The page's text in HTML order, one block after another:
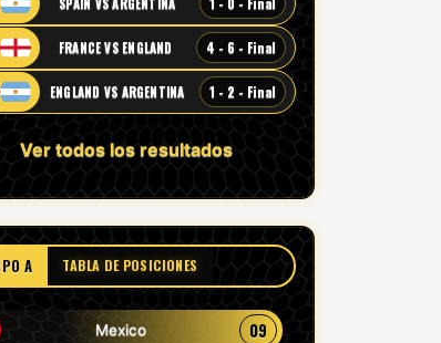
FRANCE VS ENGLAND 4 - 6 - Final
ENGLAND VS ARGENTINA 1 - 2 - Final
Ver todos los resultados
A TABLA DE POSICIONES
Mexico 09